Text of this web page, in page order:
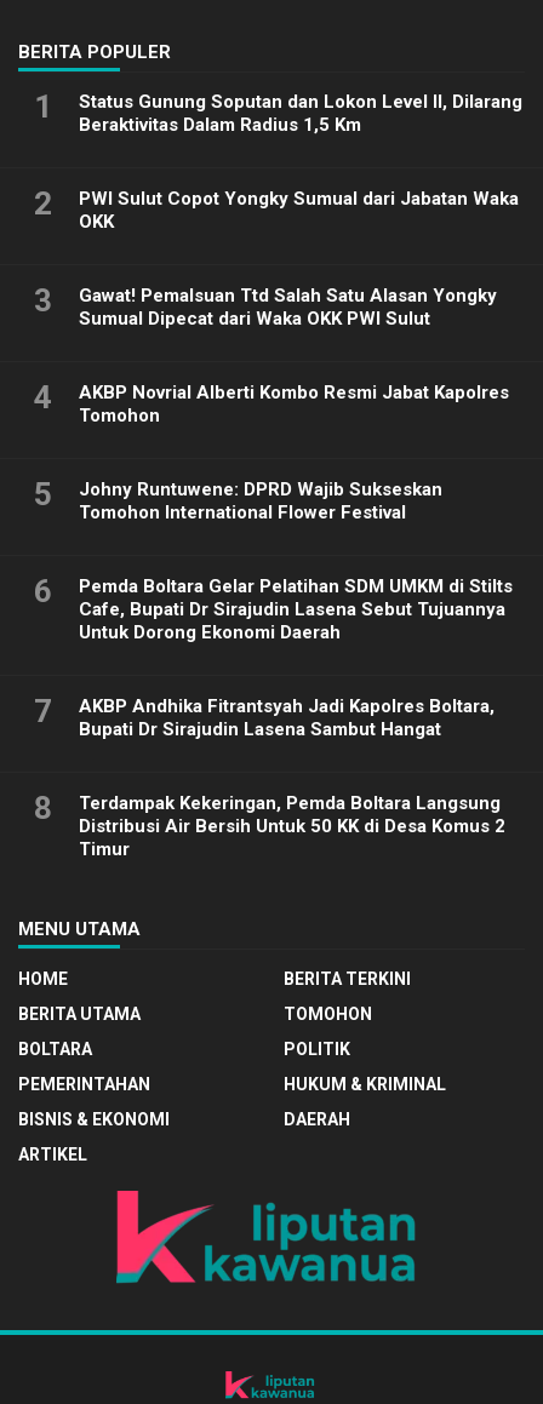
BERITA POPULER
1
Status Gunung Soputan dan Lokon Level II, Dilarang
Beraktivitas Dalam Radius 1,5 Km
2
PWI Sulut Copot Yongky Sumual dari Jabatan Waka
OKK
3
Gawat! Pemalsuan Ttd Salah Satu Alasan Yongky
Sumual Dipecat dari Waka OKK PWI Sulut
4
AKBP Novrial Alberti Kombo Resmi Jabat Kapolres
Tomohon
5
Johny Runtuwene: DPRD Wajib Sukseskan
Tomohon International Flower Festival
6
Pemda Boltara Gelar Pelatihan SDM UMKM di Stilts
Cafe, Bupati Dr Sirajudin Lasena Sebut Tujuannya
Untuk Dorong Ekonomi Daerah
7
AKBP Andhika Fitrantsyah Jadi Kapolres Boltara,
Bupati Dr Sirajudin Lasena Sambut Hangat
8
Terdampak Kekeringan, Pemda Boltara Langsung
Distribusi Air Bersih Untuk 50 KK di Desa Komus 2
Timur
MENU UTAMA
HOME
BERITA TERKINI
BERITA UTAMA
TOMOHON
BOLTARA
POLITIK
PEMERINTAHAN
HUKUM & KRIMINAL
BISNIS & EKONOMI
DAERAH
ARTIKEL